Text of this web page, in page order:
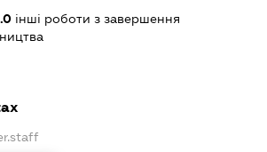
інші роботи з завершення